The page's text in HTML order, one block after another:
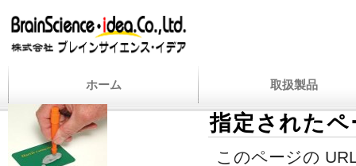
ホーム 取扱製品
指定された
このページの